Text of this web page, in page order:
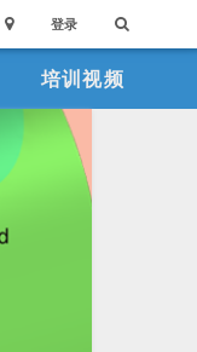
登录
培训视频